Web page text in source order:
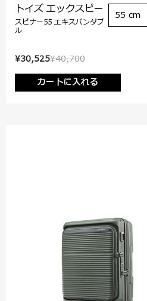
¥40,700
¥30,525
カートに入れる
トイズ エックスピー
スピナー55 エキスパンダブ
ル
55 cm